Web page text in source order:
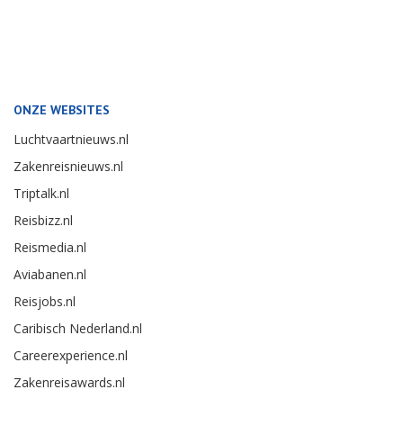
ONZE WEBSITES
Luchtvaartnieuws.nl
Zakenreisnieuws.nl
Triptalk.nl
Reisbizz.nl
Reismedia.nl
Aviabanen.nl
Reisjobs.nl
Caribisch Nederland.nl
Careerexperience.nl
Zakenreisawards.nl